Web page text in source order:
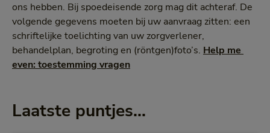
ons hebben. Bij spoedeisende zorg mag dit achteraf. De
volgende gegevens moeten bij uw aanvraag zitten: een
schriftelijke toelichting van uw zorgverlener,
behandelplan, begroting en (röntgen)foto’s. Help me
even: toestemming vragen
Laatste puntjes...